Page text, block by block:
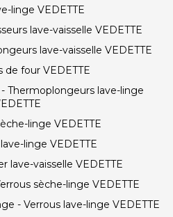
linge VEDETTE
lave-vaisselle VEDETTE
lave-vaisselle VEDETTE
de four VEDETTE
Thermoplongeurs lave-linge
linge VEDETTE
linge VEDETTE
lave-vaisselle VEDETTE
sèche-linge VEDETTE
- Verrous lave-linge VEDETTE